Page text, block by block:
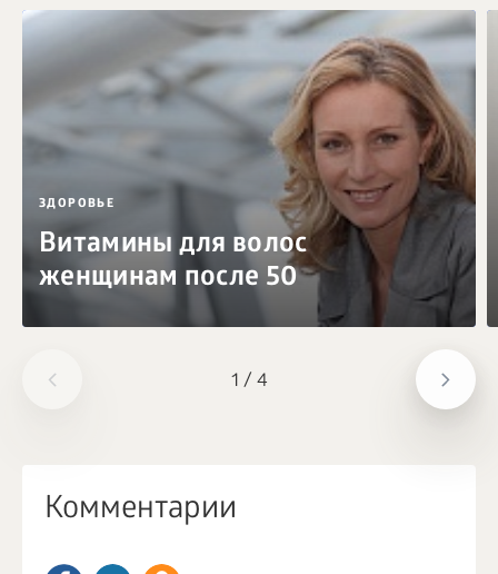
1 / 4
ЗДОРОВЬЕ
Витамины для волос
женщинам после 50
Комментарии